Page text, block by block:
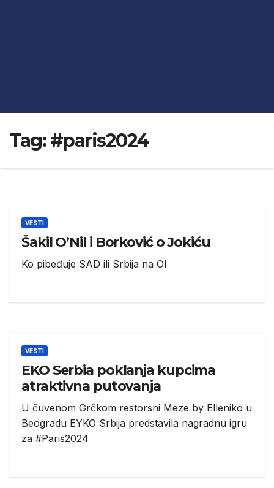
Tag:#paris2024
VESTI
Šakil O’Nil i Borković o Jokiću
Ko pibeđuje SAD ili Srbija na OI
VESTI
EKO Serbia poklanja kupcima
atraktivna putovanja
U čuvenom Grčkom restorsni Meze by Elleniko u
Beogradu EYKO Srbija predstavila nagradnu igru
za #Paris2024